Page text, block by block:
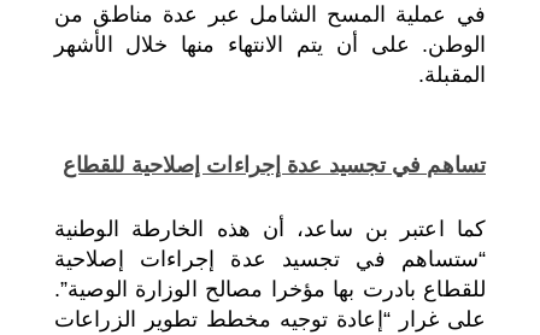
في عملية المسح الشامل عبر عدة مناطق من
الوطن. على أن يتم الانتهاء منها خلال الأشهر
المقبلة.
تساهم في تجسيد عدة إجراءات إصلاحية للقطاع
كما اعتبر بن ساعد، أن هذه الخارطة الوطنية
“ستساهم في تجسيد عدة إجراءات إصلاحية
للقطاع بادرت بها مؤخرا مصالح الوزارة الوصية”.
على غرار “إعادة توجيه مخطط تطوير الزراعات